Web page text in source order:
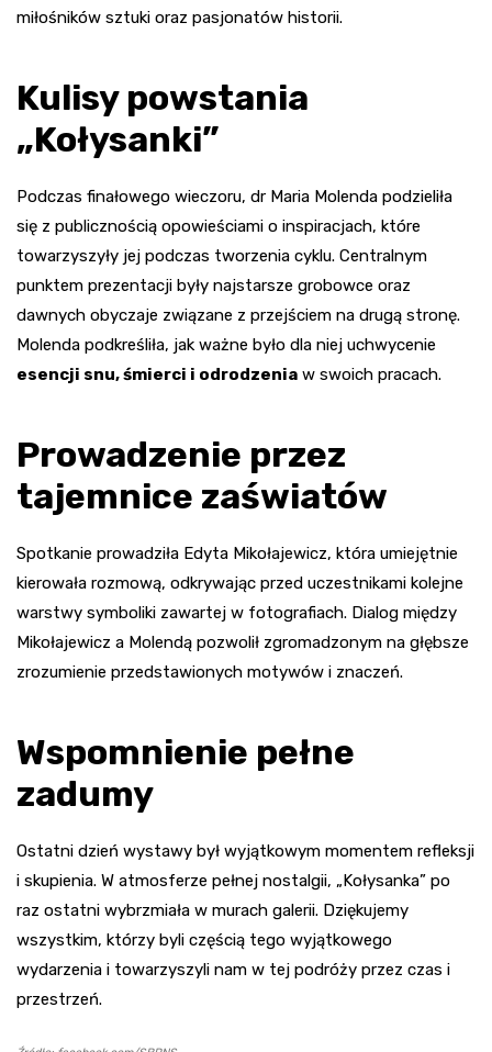
miłośników sztuki oraz pasjonatów historii.
Kulisy powstania
„Kołysanki”
Podczas finałowego wieczoru, dr Maria Molenda podzieliła
się z publicznością opowieściami o inspiracjach, które
towarzyszyły jej podczas tworzenia cyklu. Centralnym
punktem prezentacji były najstarsze grobowce oraz
dawnych obyczaje związane z przejściem na drugą stronę.
Molenda podkreśliła, jak ważne było dla niej uchwycenie
esencji snu, śmierci i odrodzenia w swoich pracach.
Prowadzenie przez
tajemnice zaświatów
Spotkanie prowadziła Edyta Mikołajewicz, która umiejętnie
kierowała rozmową, odkrywając przed uczestnikami kolejne
warstwy symboliki zawartej w fotografiach. Dialog między
Mikołajewicz a Molendą pozwolił zgromadzonym na głębsze
zrozumienie przedstawionych motywów i znaczeń.
Wspomnienie pełne
zadumy
Ostatni dzień wystawy był wyjątkowym momentem refleksji
i skupienia. W atmosferze pełnej nostalgii, „Kołysanka” po
raz ostatni wybrzmiała w murach galerii. Dziękujemy
wszystkim, którzy byli częścią tego wyjątkowego
wydarzenia i towarzyszyli nam w tej podróży przez czas i
przestrzeń.